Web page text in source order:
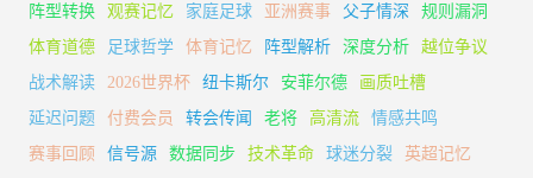
阵型转换
观赛记忆 家庭足球 亚洲赛事 父子情深
规则漏洞
体育道德
足球哲学 体育记忆 阵型解析 深度分析
越位争议
战术解读
2026世界杯 纽卡斯尔 安菲尔德
画质吐槽
延迟问题
付费会员 转会传闻 老将 高清流
情感共鸣
赛事回顾
信号源 数据同步 技术革命 球迷分裂
英超记忆